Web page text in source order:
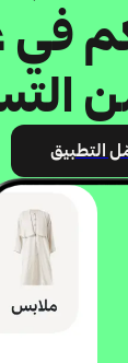
التطبيق